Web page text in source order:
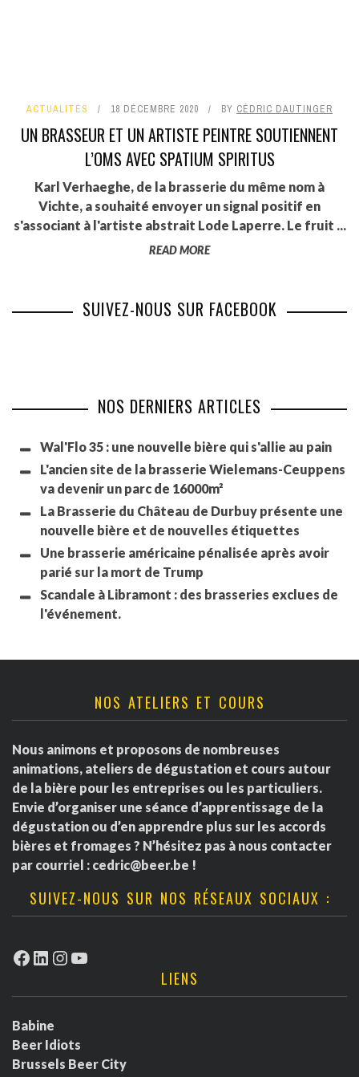
ACTUALITÉS 18 DÉCEMBRE 2020 BY CÉDRIC DAUTINGER
UN BRASSEUR ET UN ARTISTE PEINTRE SOUTIENNENT
L’OMS AVEC SPATIUM SPIRITUS
Karl Verhaeghe, de la brasserie du même nom à
Vichte, a souhaité envoyer un signal positif en
s'associant à l'artiste abstrait Lode Laperre. Le fruit ...
READ MORE
SUIVEZ-NOUS SUR FACEBOOK
NOS DERNIERS ARTICLES
Wal'Flo 35 : une nouvelle bière qui s'allie au pain
L'ancien site de la brasserie Wielemans-Ceuppens
va devenir un parc de 16000m²
La Brasserie du Château de Durbuy présente une
nouvelle bière et de nouvelles étiquettes
Une brasserie américaine pénalisée après avoir
parié sur la mort de Trump
Scandale à Libramont : des brasseries exclues de
l'événement.
NOS ATELIERS ET COURS
Nous animons et proposons de nombreuses
animations, ateliers de dégustation et cours autour
de la bière pour les entreprises ou les particuliers.
Envie d’organiser une séance d’apprentissage de la
dégustation ou d’en apprendre plus sur les accords
bières et fromages ? N’hésitez pas à nous contacter
par courriel : cedric@beer.be !
SUIVEZ-NOUS SUR NOS RÉSEAUX SOCIAUX :
Facebook
LinkedIn
Instagram
YouTube
LIENS
Babine
Beer Idiots
Brussels Beer City